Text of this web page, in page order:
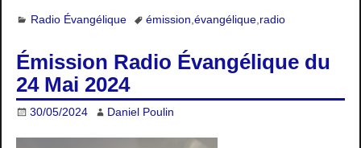
Radio Évangélique émission évangélique, radio
Émission Radio Évangélique du
24 Mai 2024
30/05/2024 Daniel Poulin